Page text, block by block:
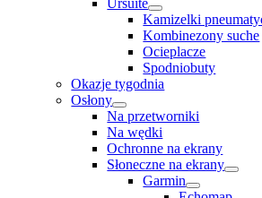
Ursuite
Kamizelki
Kombinezony suche
Ocieplacze
Spodniobuty
Okazje tygodnia
Osłony
Na przetworniki
Na wędki
Ochronne na ekrany
Słoneczne na ekrany
Garmin